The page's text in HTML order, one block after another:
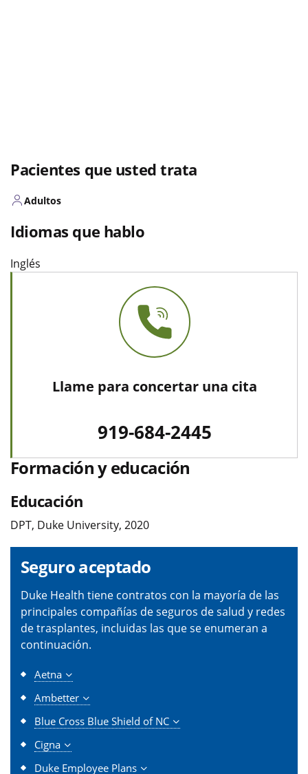
Pacientes que usted trata
Adultos
Idiomas que hablo
Inglés
Llame para concertar una cita
919-684-2445
Formación y educación
Educación
DPT, Duke University, 2020
Seguro aceptado
Duke Health tiene contratos con la mayoría de las
principales compañías de seguros de salud y redes
de trasplantes, incluidas las que se enumeran a
continuación.
Aetna
Ambetter
Blue Cross Blue Shield of NC
Cigna
Duke Employee Plans